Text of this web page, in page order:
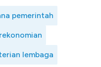
pemerintah
lembaga